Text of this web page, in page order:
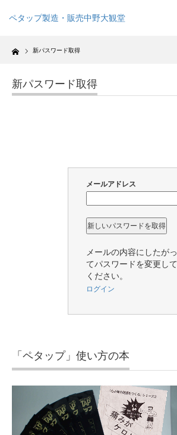
ペタップ製造・販売中野大観堂
Home 新パスワード取得
新パスワード取得
メールアドレス
メールの内容にしたがっ
てパスワードを変更して
ください。
ログイン
「ペタップ」使い方の本